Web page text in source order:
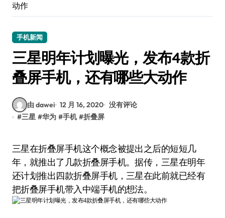
动作
手机新闻
三星明年计划曝光，发布4款折
叠屏手机，还有哪些大动作
由 dawei 12 月 16, 2020 没有评论
#三星 #华为 #手机 #折叠屏
三星在折叠屏手机这个概念被提出之后的短短几
年，就推出了几款折叠屏手机。据传，三星在明年
还计划推出四款折叠屏手机，三星在此前就已经有
把折叠屏手机带入中端手机的想法。